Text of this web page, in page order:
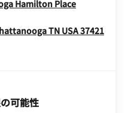
Hamilton PlaceOpens In
TN USA37421
可能性